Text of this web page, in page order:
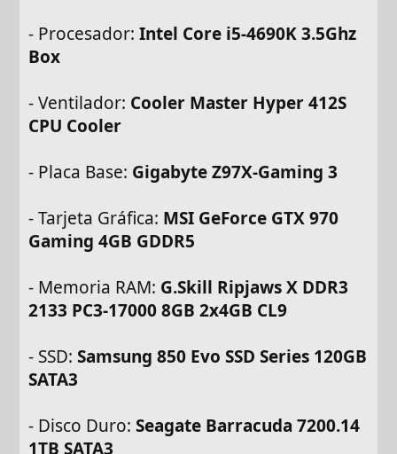
- Procesador: Intel Core i5-4690K 3.5Ghz
Box
- Ventilador: Cooler Master Hyper 412S
CPU Cooler
- Placa Base: Gigabyte Z97X-Gaming 3
- Tarjeta Gráfica: MSI GeForce GTX 970
Gaming 4GB GDDR5
- Memoria RAM: G.Skill Ripjaws X DDR3
2133 PC3-17000 8GB 2x4GB CL9
- SSD: Samsung 850 Evo SSD Series 120GB
SATA3
- Disco Duro:Seagate Barracuda 7200.14
1TB SATA3